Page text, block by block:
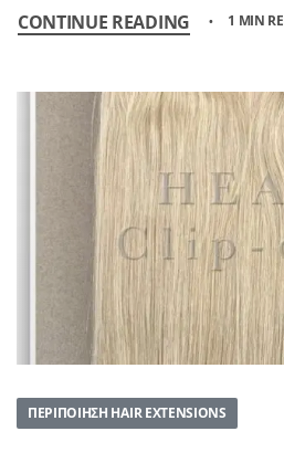
CONTINUE READING 1 MIN
ΠΕΡΙΠΟΊΗΣΗ HAIR EXTENSIONS